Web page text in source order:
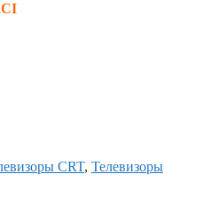
CRT, Телевизоры